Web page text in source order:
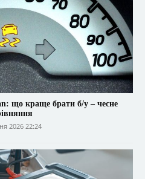
що краще брати б/у – чесне
2026 22:24